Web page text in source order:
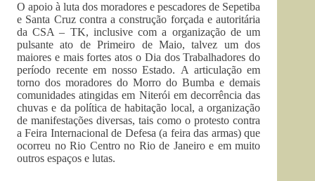
O apoio à luta dos moradores e pescadores de Sepetiba
e Santa Cruz contra a construção forçada e autoritária
da CSA – TK, inclusive com a organização de um
pulsante ato de Primeiro de Maio, talvez um dos
maiores e mais fortes atos o Dia dos Trabalhadores do
período recente em nosso Estado. A articulação em
torno dos moradores do Morro do Bumba e demais
comunidades atingidas em Niterói em decorrência das
chuvas e da política de habitação local, a organização
de manifestações diversas, tais como o protesto contra
a Feira Internacional de Defesa (a feira das armas) que
ocorreu no Rio Centro no Rio de Janeiro e em muito
outros espaços e lutas.